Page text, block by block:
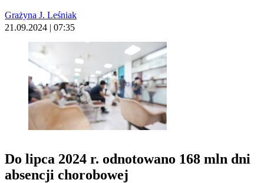
Grażyna J. Leśniak
21.09.2024 | 07:35
Do lipca 2024 r. odnotowano 168 mln dni
absencji chorobowej